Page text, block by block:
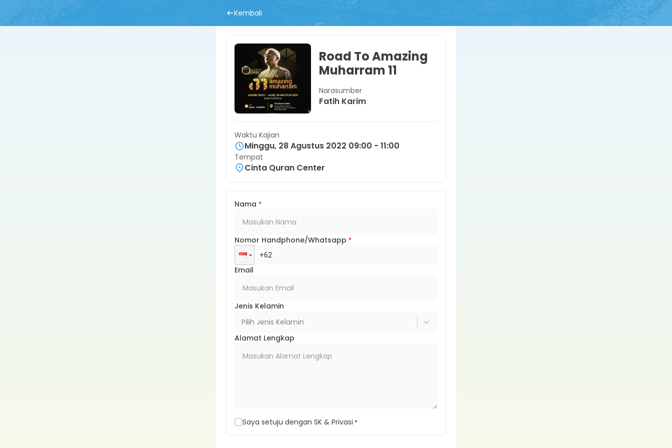
Kembali
Road To Amazing
Muharram 11
Narasumber
Fatih Karim
Waktu Kajian
Minggu, 28 Agustus 2022 09:00 - 11:00
Tempat
Cinta Quran Center
Nama *
Nomor Handphone/Whatsapp *
Email
Jenis Kelamin
Pilih Jenis Kelamin
Alamat Lengkap
Saya setuju dengan SK & Privasi *